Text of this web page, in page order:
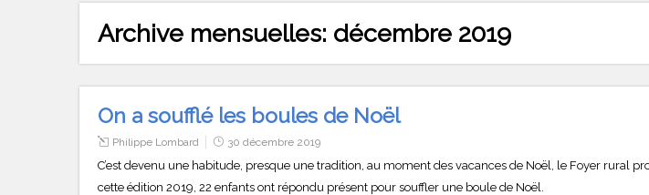
Archive mensuelles: décembre 2019
On a soufflé les boules de Noël
Philippe Lombard 30 décembre 2019
C’est devenu une habitude, presque une tradition, au moment des vacances de Noël, le Foyer rural
cette édition 2019, 22 enfants ont répondu présent pour souffler une boule de Noël.